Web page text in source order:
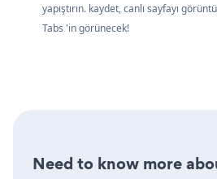
yapıştırın. kaydet, canlı sayfayı
Tabs 'in görünecek!
Need to know more